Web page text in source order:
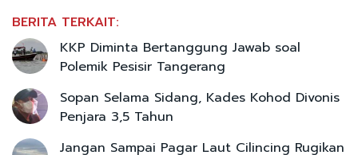
BERITA TERKAIT:
KKP Diminta Bertanggung Jawab soal
Polemik Pesisir Tangerang
Sopan Selama Sidang, Kades Kohod Divonis
Penjara 3,5 Tahun
Jangan Sampai Pagar Laut Cilincing Rugikan